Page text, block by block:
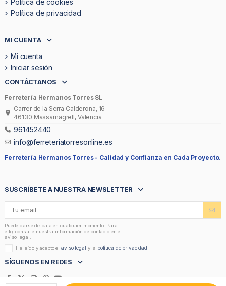
Politica de cookies
Política de privacidad
MI CUENTA
Mi cuenta
Iniciar sesión
CONTÁCTANOS
Ferretería Hermanos Torres SL
Carrer de la Serra Calderona, 16
46130 Massamagrell, Valencia
961452440
info@ferreteriatorresonline.es
Ferretería Hermanos Torres - Calidad y Confianza en Cada Proyecto.
SUSCRÍBETE A NUESTRA NEWSLETTER
Puede darse de baja en cualquier momento. Para
ello, consulte nuestra información de contacto en el
aviso legal.
He leído y acepto elaviso legal y la política de privacidad
SÍGUENOS EN REDES